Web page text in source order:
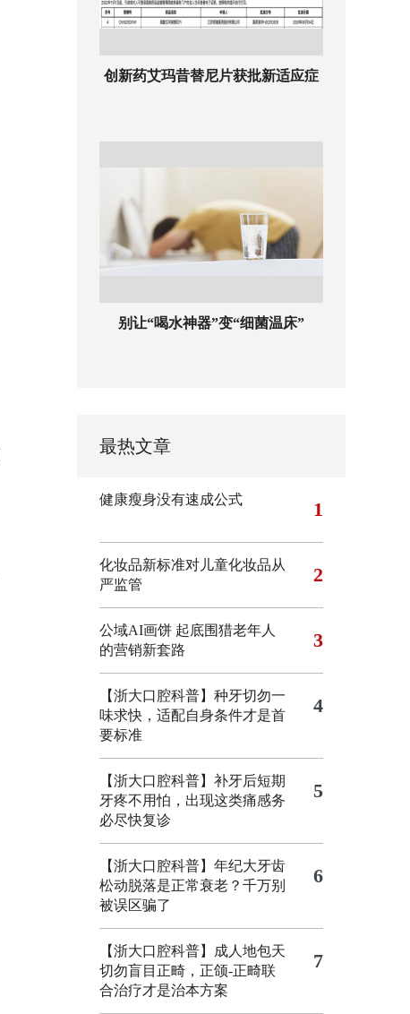
创新药艾玛昔替尼片获批新适应症
别让“喝水神器”变“细菌温床”
最热文章
健康瘦身没有速成公式 1
化妆品新标准对儿童化妆品从
严监管
2
公域AI画饼 起底围猎老年人
的营销新套路
3
【浙大口腔科普】种牙切勿一
味求快，适配自身条件才是首
要标准
4
【浙大口腔科普】补牙后短期
牙疼不用怕，出现这类痛感务
必尽快复诊
5
【浙大口腔科普】年纪大牙齿
松动脱落是正常衰老？千万别
被误区骗了
6
【浙大口腔科普】成人地包天
切勿盲目正畸，正颌‑正畸联
合治疗才是治本方案
7